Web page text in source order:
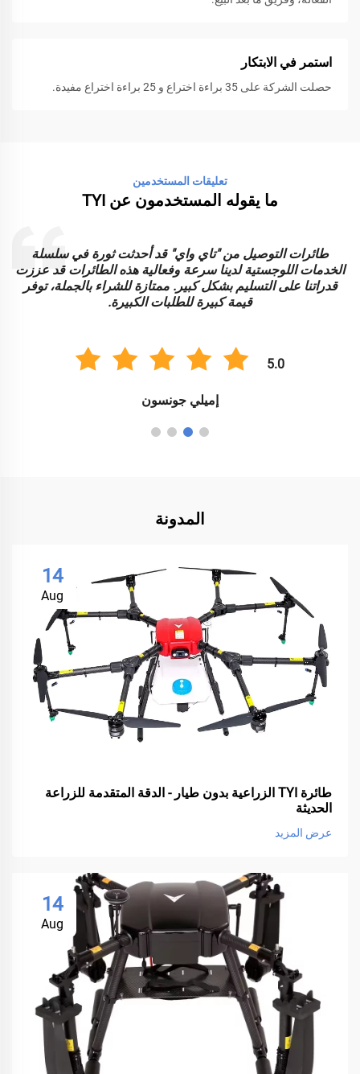
استمر في الابتكار
حصلت الشركة على 35 براءة اختراع و 25 براءة اختراع مفيدة.
تعليقات المستخدمين
ما يقوله المستخدمون عن TYI
طائرات التوصيل من "تاي واي" قد أحدثت ثورة في سلسلة
الخدمات اللوجستية لدينا سرعة وفعالية هذه الطائرات قد عززت
قدراتنا على التسليم بشكل كبير. ممتازة للشراء بالجملة، توفر
قيمة كبيرة للطلبات الكبيرة.
5.0
إميلي جونسون
المدونة
14
Aug
طائرة TYI الزراعية بدون طيار - الدقة المتقدمة للزراعة
الحديثة
عرض المزيد
14
Aug